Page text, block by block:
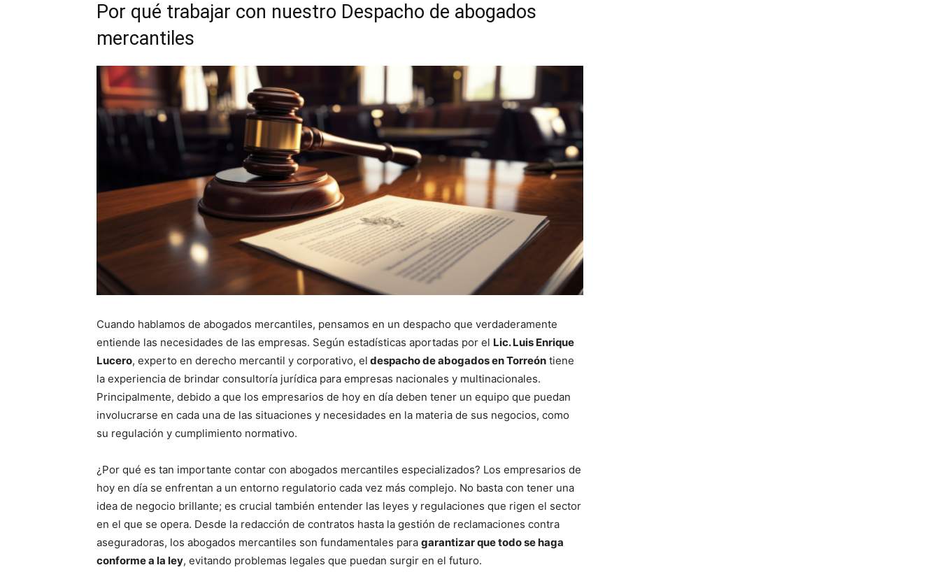
Por qué trabajar con nuestro Despacho de abogados
mercantiles
Cuando hablamos de abogados mercantiles, pensamos en un despacho que verdaderamente
entiende las necesidades de las empresas. Según estadísticas aportadas por el Lic. Luis Enrique
Lucero, experto en derecho mercantil y corporativo, el despacho de abogados en Torreón tiene
la experiencia de brindar consultoría jurídica para empresas nacionales y multinacionales.
Principalmente, debido a que los empresarios de hoy en día deben tener un equipo que puedan
involucrarse en cada una de las situaciones y necesidades en la materia de sus negocios, como
su regulación y cumplimiento normativo.
¿Por qué es tan importante contar con abogados mercantiles especializados? Los empresarios de
hoy en día se enfrentan a un entorno regulatorio cada vez más complejo. No basta con tener una
idea de negocio brillante; es crucial también entender las leyes y regulaciones que rigen el sector
en el que se opera. Desde la redacción de contratos hasta la gestión de reclamaciones contra
aseguradoras, los abogados mercantiles son fundamentales para garantizar que todo se haga
conforme a la ley, evitando problemas legales que puedan surgir en el futuro.